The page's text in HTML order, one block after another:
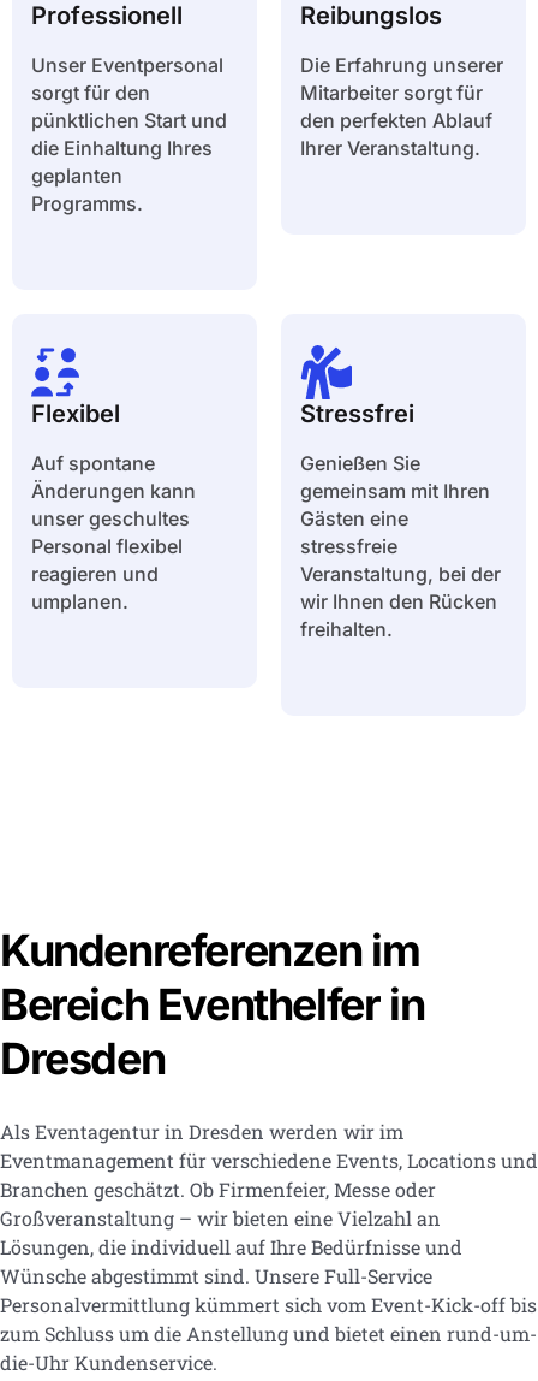
Professionell
Unser Eventpersonal
sorgt für den
pünktlichen Start und
die Einhaltung Ihres
geplanten
Programms.
Reibungslos
Die Erfahrung unserer
Mitarbeiter sorgt für
den perfekten Ablauf
Ihrer Veranstaltung.
Flexibel
Auf spontane
Änderungen kann
unser geschultes
Personal flexibel
reagieren und
umplanen.
Stressfrei
Genießen Sie
gemeinsam mit Ihren
Gästen eine
stressfreie
Veranstaltung, bei der
wir Ihnen den Rücken
freihalten.
Kundenreferenzen im
Bereich Eventhelfer in
Dresden
Als Eventagentur in Dresden werden wir im
Eventmanagement für verschiedene Events, Locations und
Branchen geschätzt. Ob Firmenfeier, Messe oder
Großveranstaltung – wir bieten eine Vielzahl an
Lösungen, die individuell auf Ihre Bedürfnisse und
Wünsche abgestimmt sind. Unsere Full-Service
Personalvermittlung kümmert sich vom Event-Kick-off bis
zum Schluss um die Anstellung und bietet einen rund-um-
die-Uhr Kundenservice.